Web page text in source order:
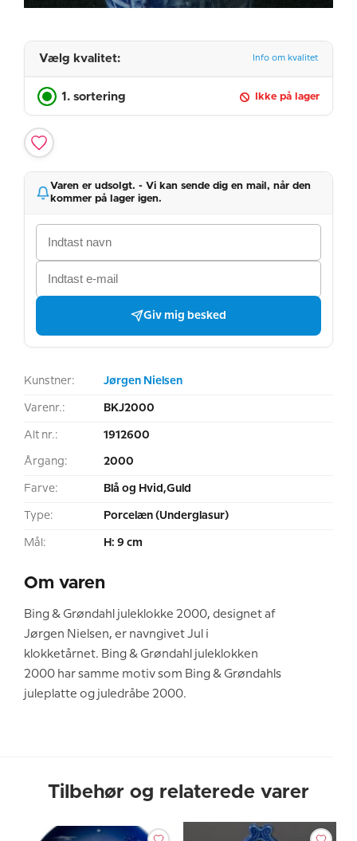
Vælg kvalitet: Info om kvalitet
1. sortering Ikke på lager
Varen er udsolgt. - Vi kan sende dig en mail, når den
kommer på lager igen.
Giv mig besked
Kunstner: Jørgen Nielsen
Varenr.: BKJ2000
Alt nr.: 1912600
Årgang: 2000
Farve: Blå og Hvid,Guld
Type: Porcelæn (Underglasur)
Mål: H: 9 cm
Om varen
Bing & Grøndahl juleklokke 2000, designet af
Jørgen Nielsen, er navngivet Jul i
klokketårnet. Bing & Grøndahl juleklokken
2000 har samme motiv som Bing & Grøndahls
juleplatte og juledråbe 2000.
Tilbehør og relaterede varer